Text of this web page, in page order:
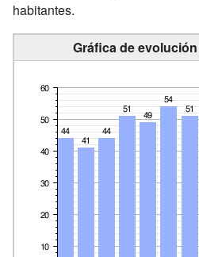
habitantes.
Gráfica de